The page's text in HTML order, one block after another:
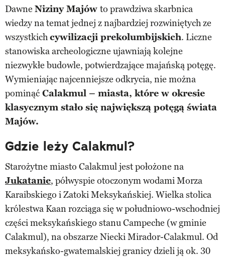
Dawne Niziny Majów to prawdziwa skarbnica
wiedzy na temat jednej z najbardziej rozwiniętych ze
wszystkichcywilizacji prekolumbijskich. Liczne
stanowiska archeologiczne ujawniają kolejne
niezwykłe budowle, potwierdzające majańską potęgę.
Wymieniając najcenniejsze odkrycia, nie można
pominąć Calakmul – miasta, które w okresie
klasycznym stało się największą potęgą świata
Majów.
Gdzie leży Calakmul?
Starożytne miasto Calakmul jest położone na
Jukatanie, półwyspie otoczonym wodami Morza
Karaibskiego i Zatoki Meksykańskiej. Wielka stolica
królestwa Kaan rozciąga się w południowo-wschodniej
części meksykańskiego stanu Campeche (w gminie
Calakmul), na obszarze Niecki Mirador-Calakmul. Od
meksykańsko-gwatemalskiej granicy dzieli ją ok. 30